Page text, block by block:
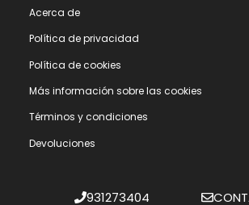
Acerca de
Polí­tica de privacidad
Polí­tica de cookies
Más información sobre las cookies
Términos y condiciones
Devoluciones
931273404